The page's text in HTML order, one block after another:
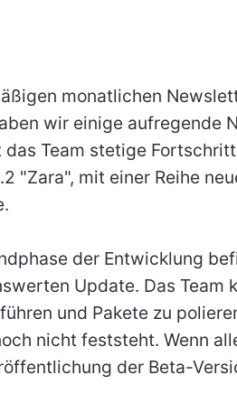
monatlichen
wir einige aufregende
Team stetige
"Zara", mit einer Reihe
der Entwicklung
Update. Das Team
und Pakete zu
nicht feststeht. Wenn
der Beta-